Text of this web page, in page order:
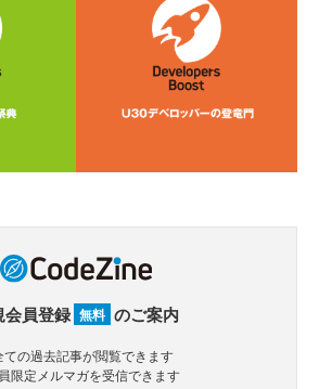
会員登録 無料 のご案内
ての過去記事が閲覧できます
限定メルマガを受信できます